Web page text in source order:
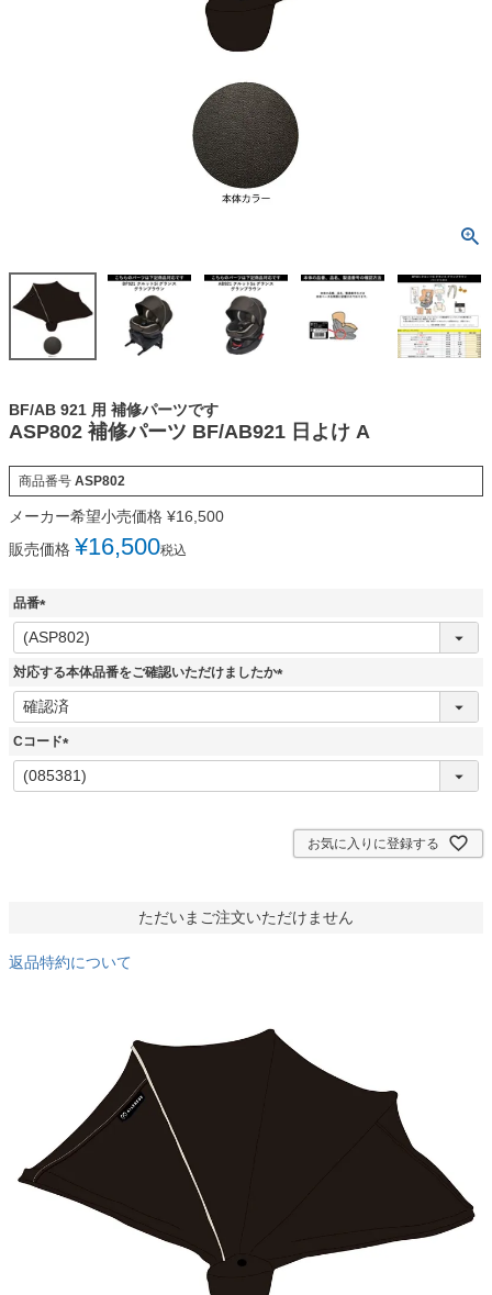
BF/AB 921 用 補修パーツです
ASP802 補修パーツ BF/AB921 日よけ A
商品番号 ASP802
メーカー希望小売価格 ¥16,500
販売価格 ¥16,500税込
品番
(
必
須
対応する本体品番をご確認いただけましたか
(
Cコード
(
必
お気に入りに登録する
ただいまご注文いただけません
返品特約について